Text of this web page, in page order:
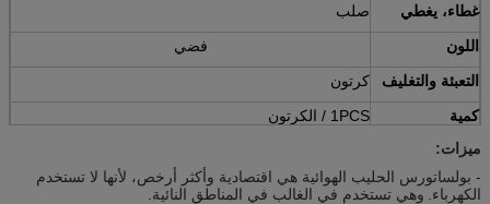
غطاء، يغطي
صلب
اللون
فضي
التعبئة والتغليف
كرتون
كمية
1PCS / الكرتون
الشحن
قبل شركة دي إتش إل / فيديكس الخ.
ميزات:
- بولساتورس الحليب الهوائية هي اقتصادية وأكثر أرخص، لأنها لا تستخدم
الكهرباء. وهي تستخدم في الغالب في المناطق النائية.